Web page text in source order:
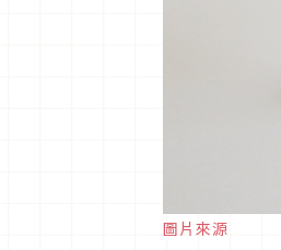
圖片來源